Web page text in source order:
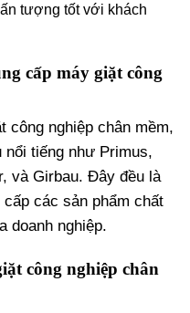
tượng tốt với khách
cấp máy giặt công
công nghiệp chân mềm,
tiếng như Primus,
và Girbau. Đây đều là
các sản phẩm chất
doanh nghiệp.
công nghiệp chân